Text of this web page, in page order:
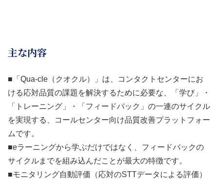
主な内容
■「Qua-cle（クオクル）」は、コンタクトセンターにお
ける応対品質の課題を解決するために必要な、「学び」・
「トレーニング」・「フィードバック」の一連のサイクル
を実現する、コールセンター向け品質改善プラットフォー
ムです。
■eラーニングから学ぶだけではなく、フィードバックの
サイクルまでを組み込んだことが最大の特徴です。
■モニタリング自動評価（応対のSTTデータによる評価）